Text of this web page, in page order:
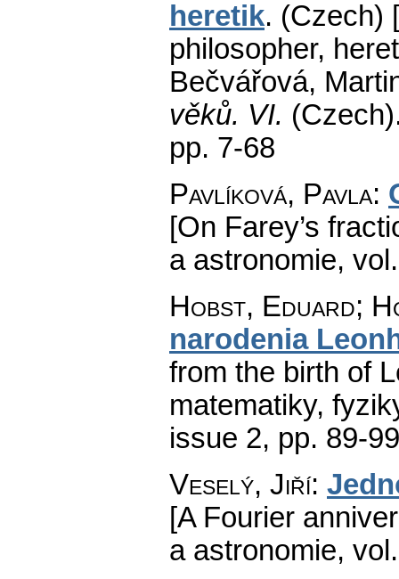
heretik. (Czech)
philosopher,
Bečvářová,
věků. VI.
pp. 7-68
Pavlíková, Pavla:
[On Farey’s
a astronomie,
Hobst, Eduard;
narodenia
from the birth of
matematiky,
issue 2, pp. 89-99
Veselý, Jiří:
[A Fourier
a astronomie,